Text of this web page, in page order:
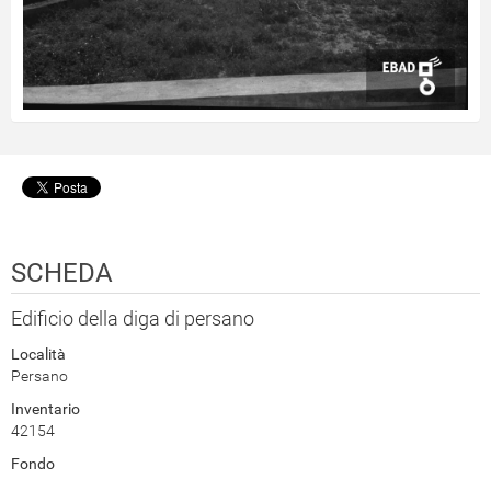
SCHEDA
Edificio della diga di persano
Località
Persano
Inventario
42154
Fondo